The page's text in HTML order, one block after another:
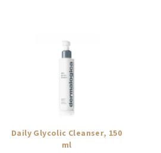
Daily Glycolic Cleanser, 150
ml